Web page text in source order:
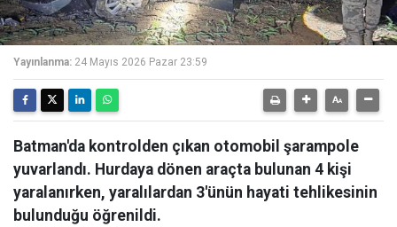
Yayınlanma: 24 Mayıs 2026 Pazar 23:59
Batman'da kontrolden çıkan otomobil şarampole
yuvarlandı. Hurdaya dönen araçta bulunan 4 kişi
yaralanırken, yaralılardan 3'ünün hayati tehlikesinin
bulunduğu öğrenildi.